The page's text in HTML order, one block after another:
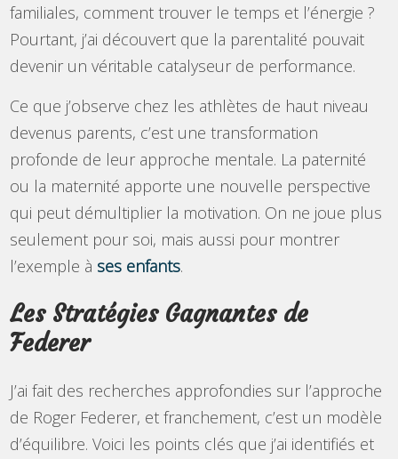
familiales, comment trouver le temps et l’énergie ?
Pourtant, j’ai découvert que la parentalité pouvait
devenir un véritable catalyseur de performance.
Ce que j’observe chez les athlètes de haut niveau
devenus parents, c’est une transformation
profonde de leur approche mentale. La paternité
ou la maternité apporte une nouvelle perspective
qui peut démultiplier la motivation. On ne joue plus
seulement pour soi, mais aussi pour montrer
l’exemple à ses enfants.
Les Stratégies Gagnantes de
Federer
J’ai fait des recherches approfondies sur l’approche
de Roger Federer, et franchement, c’est un modèle
d’équilibre. Voici les points clés que j’ai identifiés et